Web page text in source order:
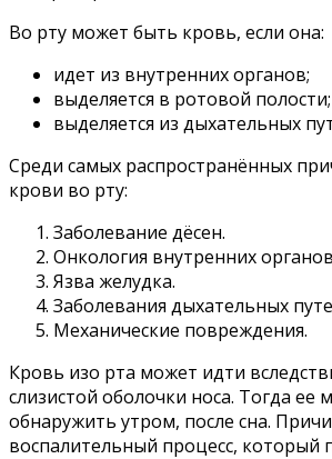
Во рту может быть кровь, если она:
идет из внутренних органов;
выделяется в ротовой полости;
выделяется из дыхательных
Среди самых распространённых
крови во рту:
Заболевание дёсен.
Онкология внутренних
Язва желудка.
Заболевания дыхательных
Механические повреждения.
Кровь изо рта может идти
слизистой оболочки носа. Тогда ее
обнаружить утром, после сна.
воспалительный процесс, который